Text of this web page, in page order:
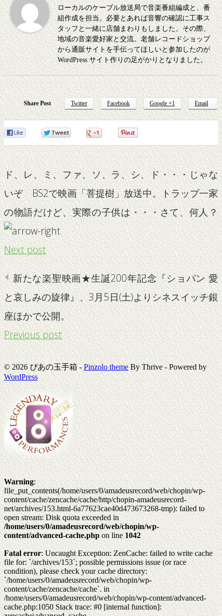
ローカルのケーブル放送局で音楽番組編成と、番
組作成を担当。必要とあれば音響の確認に工事ス
タッフと一緒に店舗まわりもしました。その際、
地域の音楽愛好家と交流。老舗レコードショップ
から通販サイトを手伝ってほしいと参加したのが
WordPress サイト作りの足がかりとなりました。
Share Post Twitter Facebook Google +1 Email
ド、レ、ミ、ファ、ソ、ラ、シ、ド・・・じゃな
いぞ BS2で映画「菩提樹」放送中。トラップ一家
の物語だけど、実際の子供は・・・さて、何人？
Next post
新たな楽聖映画★生誕200年記念『ショパン 愛
と哀しみの旋律』、3月5日(土)よりシネスイッチ銀
座ほかで公開。
Previous post
© 2026 ぴあの玉手箱 -Pinzolo themeBy Thrive - Powered by
WordPress
Warning:
file_put_contents(/home/users/0/amadeusrecord/web/chopin/wp-
content/cache/zencache/cache/http/chopin-amadeusrecord-
net/archives/153.html-6a77623cae40d473673268-tmp): failed to
open stream: Disk quota exceeded in
/home/users/0/amadeusrecord/web/chopin/wp-
content/advanced-cache.phpon line1042
Fatal error: Uncaught Exception: ZenCache: failed to write cache
file for: `/archives/153`; possible permissions issue (or race
condition), please check your cache directory:
`/home/users/0/amadeusrecord/web/chopin/wp-
content/cache/zencache/cache`. in
/home/users/0/amadeusrecord/web/chopin/wp-content/advanced-
cache.php:1050 Stack trace: #0 [internal function]: